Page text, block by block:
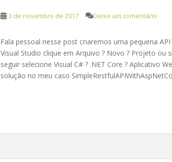
3 de novembro de 2017 Deixe um comentário
Fala pessoal nesse post criaremos uma pequena
Visual Studio clique em Arquivo ? Novo ? Projeto ou
seguir selecione Visual C# ? .NET Core ? Aplicativo
solução no meu caso